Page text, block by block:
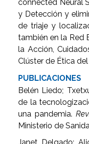
connected Neural
y Detección y
de triaje y
también en la Red
la Acción,
Clúster de Ética del
PUBLICACIONES
Belén Liedo;
de la
una pandemia.
Ministerio de